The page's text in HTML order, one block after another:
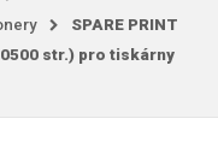
SPARE PRINT
str.) pro tiskárny